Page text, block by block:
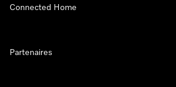
Connected Home
Partenaires